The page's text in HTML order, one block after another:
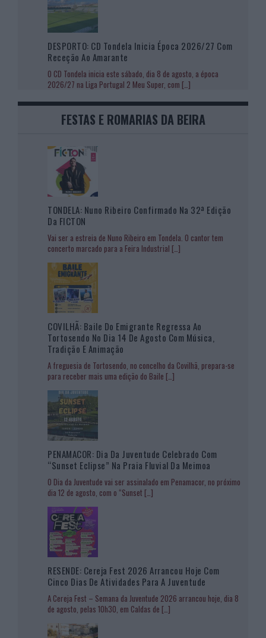
DESPORTO: CD Tondela Inicia Época 2026/27 Com
Receção Ao Amarante
O CD Tondela inicia este sábado, dia 8 de agosto, a época
2026/27 na Liga Portugal 2 Meu Super, com […]
FESTAS E ROMARIAS DA BEIRA
TONDELA: Nuno Ribeiro Confirmado Na 32ª Edição
Da FICTON
Vai ser a estreia de Nuno Ribeiro em Tondela. O cantor tem
concerto marcado para a Feira Industrial […]
COVILHÃ: Baile Do Emigrante Regressa Ao
Tortosendo No Dia 14 De Agosto Com Música,
Tradição E Animação
A freguesia de Tortosendo, no concelho da Covilhã, prepara-se
para receber mais uma edição do Baile […]
PENAMACOR: Dia Da Juventude Celebrado Com
“Sunset Eclipse” Na Praia Fluvial Da Meimoa
O Dia da Juventude vai ser assinalado em Penamacor, no próximo
dia 12 de agosto, com o “Sunset […]
RESENDE: Cereja Fest 2026 Arrancou Hoje Com
Cinco Dias De Atividades Para A Juventude
A Cereja Fest – Semana da Juventude 2026 arrancou hoje, dia 8
de agosto, pelas 10h30, em Caldas de […]